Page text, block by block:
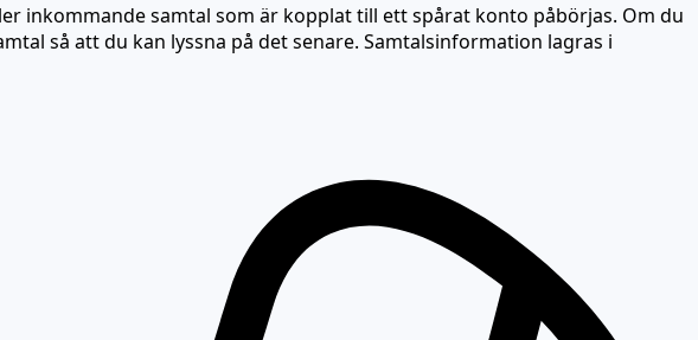
inkommande samtal som är kopplat till ett spårat konto påbörjas. Om du
så att du kan lyssna på det senare. Samtalsinformation lagras i